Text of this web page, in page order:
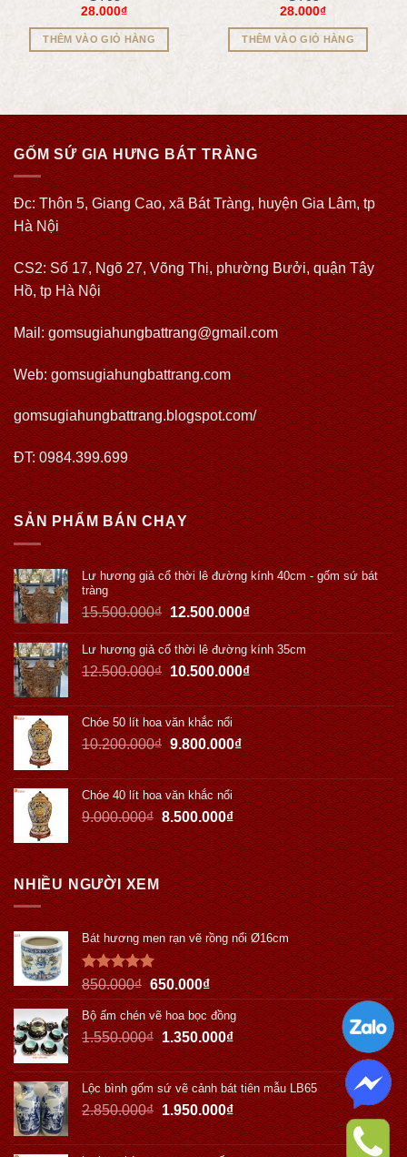
28.000₫
THÊM VÀO GIỎ HÀNG
28.000₫
THÊM VÀO GIỎ HÀNG
GỐM SỨ GIA HƯNG BÁT TRÀNG
Đc: Thôn 5, Giang Cao, xã Bát Tràng, huyện Gia Lâm, tp
Hà Nội
CS2: Số 17, Ngõ 27, Võng Thị, phường Bưởi, quận Tây
Hồ, tp Hà Nội
Mail: gomsugiahungbattrang@gmail.com
Web:gomsugiahungbattrang.com
gomsugiahungbattrang.blogspot.com/
ĐT: 0984.399.699
SẢN PHẨM BÁN CHẠY
Lư hương giả cổ thời lê đường kính 40cm - gốm sứ bát
tràng
15.500.000₫ 12.500.000₫
Lư hương giả cổ thời lê đường kính 35cm
12.500.000₫ 10.500.000₫
Chóe 50 lít hoa văn khắc nổi
10.200.000₫ 9.800.000₫
Chóe 40 lít hoa văn khắc nổi
9.000.000₫ 8.500.000₫
NHIỀU NGƯỜI XEM
Bát hương men rạn vẽ rồng nổi Ø16cm
Được xếp
hạng5.00
5 sao
850.000₫ 650.000₫
Bộ ấm chén vẽ hoa bọc đồng
1.550.000₫ 1.350.000₫
Lộc bình gốm sứ vẽ cảnh bát tiên mẫu LB65
2.850.000₫ 1.950.000₫